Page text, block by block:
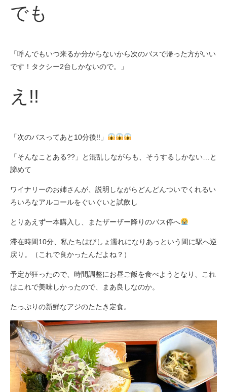
でも
「呼んでもいつ来るか分からないから次のバスで帰った方がいい
です！タクシー2台しかないので。」
え!!
「次のバスってあと10分後!!」
「そんなことある??」と混乱しながらも、そうするしかない…と
諦めて
ワイナリーのお姉さんが、説明しながらどんどんついでくれるい
ろいろなアルコールをぐいぐいと試飲し
とりあえず一本購入し、またザーザー降りのバス停へ
滞在時間10分、私たちはびしょ濡れになりあっという間に駅へ逆
戻り。（これで良かったんだよね？）
予定が狂ったので、時間調整にお昼ご飯を食べようとなり、これ
はこれで美味しかったので、まあ良しなのか。
たっぷりの新鮮なアジのたたき定食。